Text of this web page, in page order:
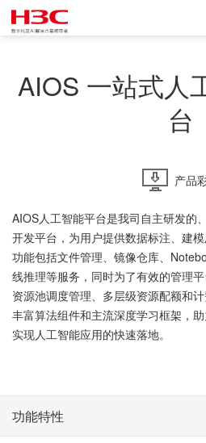
AIOS 一站式人
台
产品
AIOS人工智能平台是我司自主研发的
开发平台，为用户提供数据标注、建
功能包括文件管理、镜像仓库、
线推理等服务，同时为了有效的管理
资源池调度管理、多层级资源配额和
丰富算法组件和主流深度学习框架，
实现人工智能应用的快速落地。
功能特性